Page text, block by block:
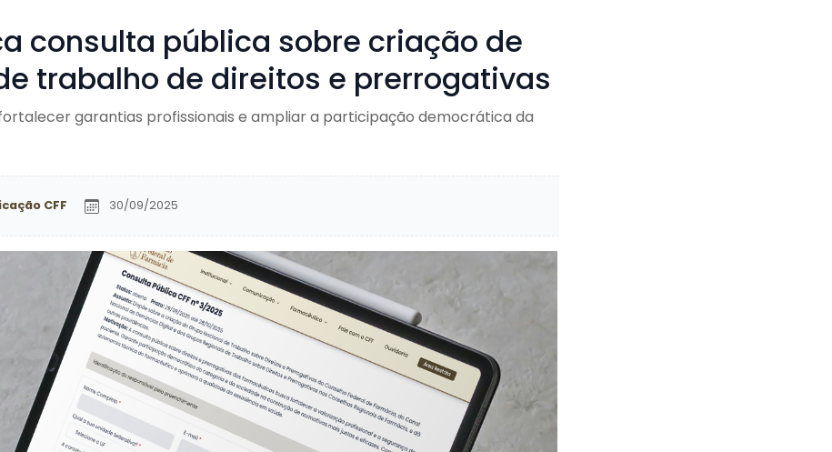
consulta pública sobre criação de
trabalho de direitos e prerrogativas
garantias profissionais e ampliar a participação democrática da
CFF 30/09/2025